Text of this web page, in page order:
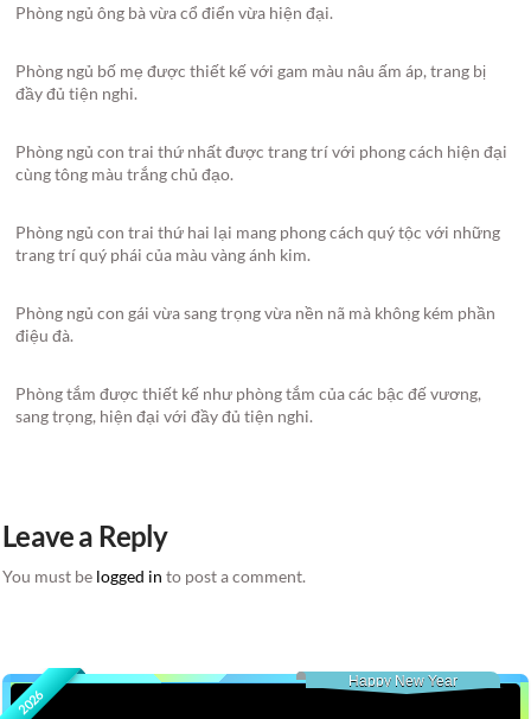
Phòng ngủ ông bà vừa cổ điển vừa hiện đại.
Phòng ngủ bố mẹ được thiết kế với gam màu nâu ấm áp, trang bị
đầy đủ tiện nghi.
Phòng ngủ con trai thứ nhất được trang trí với phong cách hiện đại
cùng tông màu trắng chủ đạo.
Phòng ngủ con trai thứ hai lại mang phong cách quý tộc với những
trang trí quý phái của màu vàng ánh kim.
Phòng ngủ con gái vừa sang trọng vừa nền nã mà không kém phần
điệu đà.
Phòng tắm được thiết kế như phòng tắm của các bậc đế vương,
sang trọng, hiện đại với đầy đủ tiện nghi.
Leave a Reply
You must be logged in to post a comment.
2026
Happy New Year